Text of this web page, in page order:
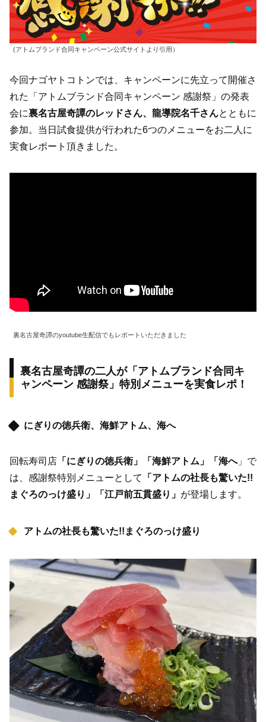
(アトムブランド合同キャンペーン公式サイトより引用）
今回ナゴヤトコトンでは、キャンペーンに先立って開催さ
れた「アトムブランド合同キャンペーン 感謝祭」の発表
会に裏名古屋奇譚のレッドさん、龍導院名千さんとともに
参加。当日試食提供が行われた6つのメニューをお二人に
実食レポート頂きました。
裏名古屋奇譚のyoutube生配信でもレポートいただきました
裏名古屋奇譚の二人が「アトムブランド合同キ
ャンペーン 感謝祭」特別メニューを実食レポ！
にぎりの徳兵衛、海鮮アトム、海へ
回転寿司店 「にぎりの徳兵衛」「海鮮アトム」「海へ」で
は、感謝祭特別メニューとして
「アトムの社長も驚いた!!
まぐろのっけ盛り」「江戸前五貫盛り」 が登場します。
アトムの社長も驚いた!!まぐろのっけ盛り